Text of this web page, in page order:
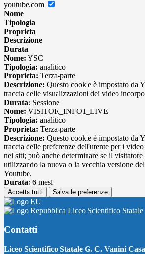
youtube.com
Nome
Tipologia
Proprieta
Descrizione
Durata
Nome: YSC
Tipologia: analitico
Proprieta: Terza-parte
Descrizione: Questo cookie è impostato da
traccia delle visualizzazioni dei video
Durata: Sessione
Nome: VISITOR_INFO1_LIVE
Tipologia: analitico
Proprieta: Terza-parte
Descrizione: Questo cookie è impostato da
traccia delle preferenze dell'utente per i
nei siti; può anche determinare se il visitatore
utilizzando la nuova o la vecchia versione
Youtube.
Durata: 6 mesi
Accetta tutti Salva le preferenze
Liceo Scientifico
Contatti
Liceo Scientifico Statale G. C. Vanini